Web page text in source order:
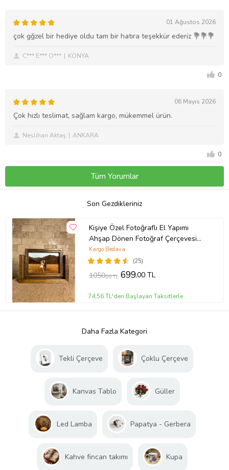
01 Ağustos 2026
çok gğzel bir hediye oldu tam bir hatıra teşekkür ederiz 💐💐💐
C*** E*** O*** KONYA
0
06 Mayıs 2026
Çok hızlı teslimat, sağlam kargo, mükemmel ürün.
Neslihan Aktaş ANKARA
0
Tüm Yorumlar
Son Gezdikleriniz
Kişiye Özel Fotoğraflı El Yapımı
Ahşap Dönen Fotoğraf Çerçevesi
Doğum Günü Hediyesi
(25)
Kargo Bedava
1050,00 TL 699,00 TL
74,56 TL'den Başlayan Taksitlerle
Daha Fazla Kategori
Tekli Çerçeve Çoklu Çerçeve
Kanvas Tablo Güller
Led Lamba Papatya - Gerbera
Kahve fincan takımı Kupa